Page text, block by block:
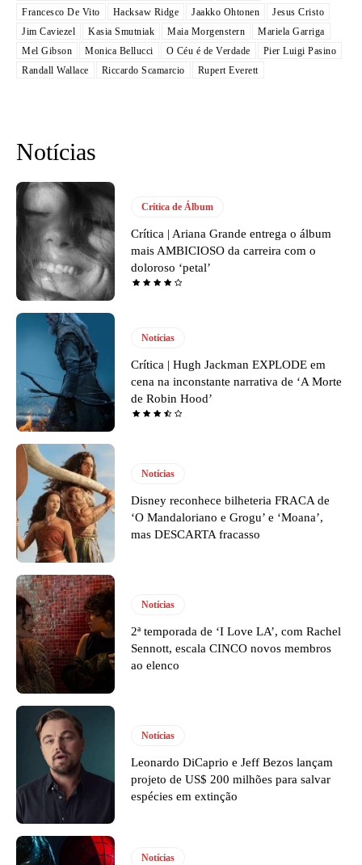
Francesco De Vito
Hacksaw Ridge Jaakko Ohtonen
Jesus Cristo
Jim Caviezel
Kasia Smutniak Maia Morgenstern
Mariela Garriga
Mel Gibson
Monica Bellucci O Céu é de Verdade
Pier Luigi Pasino
Randall Wallace
Riccardo Scamarcio Rupert Everett
Notícias
Crítica de Álbum
Crítica | Ariana Grande entrega o álbum
mais AMBICIOSO da carreira com o
doloroso ‘petal’
Notícias
Crítica | Hugh Jackman EXPLODE em
cena na inconstante narrativa de ‘A Morte
de Robin Hood’
Notícias
Disney reconhece bilheteria FRACA de
‘O Mandaloriano e Grogu’ e ‘Moana’,
mas DESCARTA fracasso
Notícias
2ª temporada de ‘I Love LA’, com Rachel
Sennott, escala CINCO novos membros
ao elenco
Notícias
Leonardo DiCaprio e Jeff Bezos lançam
projeto de US$ 200 milhões para salvar
espécies em extinção
Notícias